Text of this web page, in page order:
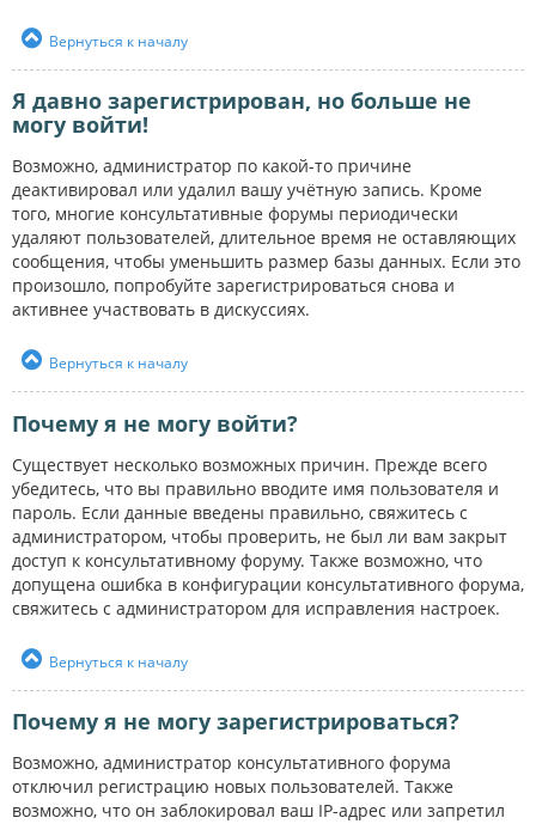
Вернуться к началу
Я давно зарегистрирован, но больше не
могу войти!
Возможно, администратор по какой-то причине
деактивировал или удалил вашу учётную запись. Кроме
того, многие консультативные форумы периодически
удаляют пользователей, длительное время не оставляющих
сообщения, чтобы уменьшить размер базы данных. Если это
произошло, попробуйте зарегистрироваться снова и
активнее участвовать в дискуссиях.
Вернуться к началу
Почему я не могу войти?
Существует несколько возможных причин. Прежде всего
убедитесь, что вы правильно вводите имя пользователя и
пароль. Если данные введены правильно, свяжитесь с
администратором, чтобы проверить, не был ли вам закрыт
доступ к консультативному форуму. Также возможно, что
допущена ошибка в конфигурации консультативного форума,
свяжитесь с администратором для исправления настроек.
Вернуться к началу
Почему я не могу зарегистрироваться?
Возможно, администратор консультативного форума
отключил регистрацию новых пользователей. Также
возможно, что он заблокировал ваш IP-адрес или запретил